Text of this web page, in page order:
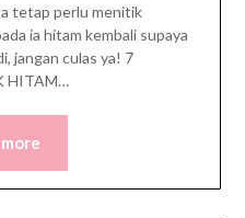
tetap perlu menitik
ia hitam kembali supaya
jangan culas ya! 7
HITAM…